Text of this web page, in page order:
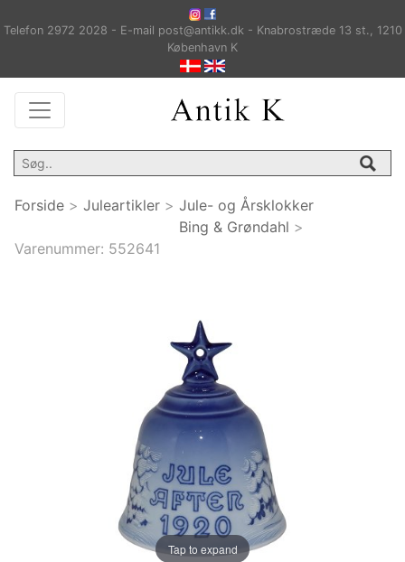
Telefon 2972 2028 - E-mail post@antikk.dk - Knabrostræde 13 st., 1210
København K
Forside > Juleartikler > Jule- og Årsklokker
Bing & Grøndahl >
Varenummer: 552641
Tap to expand